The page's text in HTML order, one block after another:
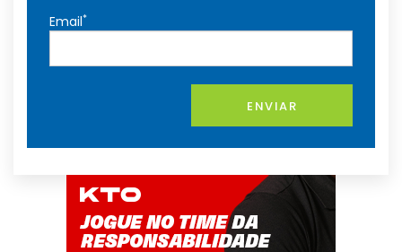
Email*
ENVIAR